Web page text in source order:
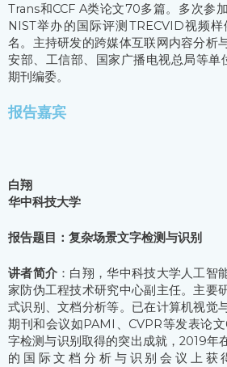
Trans和CCF A类论文70多篇。多次参
NIST举办的国际评测TRECVID视频
名。主持研发的跨媒体互联网内容分析
安部、工信部、国家广播电视总局等单
期刊编委。
报告嘉宾
白翔
华中科技大学
报告题目：复杂场景文字检测与识别
讲者简介 ：白翔，华中科技大学人工智
家防伪工程技术研究中心副主任。主要
式识别、文档分析等。已在计算机视觉
期刊和会议如PAMI、CVPR等发表论
字检测与识别取得的突出成就，2019年
的国际文档分析与识别会议上获